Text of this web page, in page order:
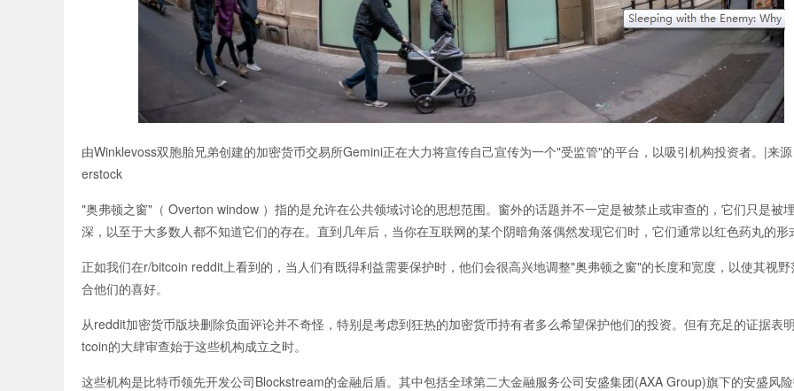
由Winklevoss双胞胎兄弟创建的加密货币交易所Gemini正在大力将宣传自己宣传为一个"受监管"的平台，以吸引机构投资者。|来
erstock
"奥弗顿之窗"（ Overton window ）指的是允许在公共领域讨论的思想范围。窗外的话题并不一定是被禁止或审查的，它们只是被
深，以至于大多数人都不知道它们的存在。直到几年后，当你在互联网的某个阴暗角落偶然发现它们时，它们通常以红色药丸的形
正如我们在r/bitcoin reddit上看到的，当人们有既得利益需要保护时，他们会很高兴地调整"奥弗顿之窗"的长度和宽度，以使其视野
合他们的喜好。
从reddit加密货币版块删除负面评论并不奇怪，特别是考虑到狂热的加密货币持有者多么希望保护他们的投资。但有充足的证据表
tcoin的大肆审查始于这些机构成立之时。
这些机构是比特币领先开发公司Blockstream的金融后盾。其中包括全球第二大金融服务公司安盛集团(AXA Group)旗下的安盛风